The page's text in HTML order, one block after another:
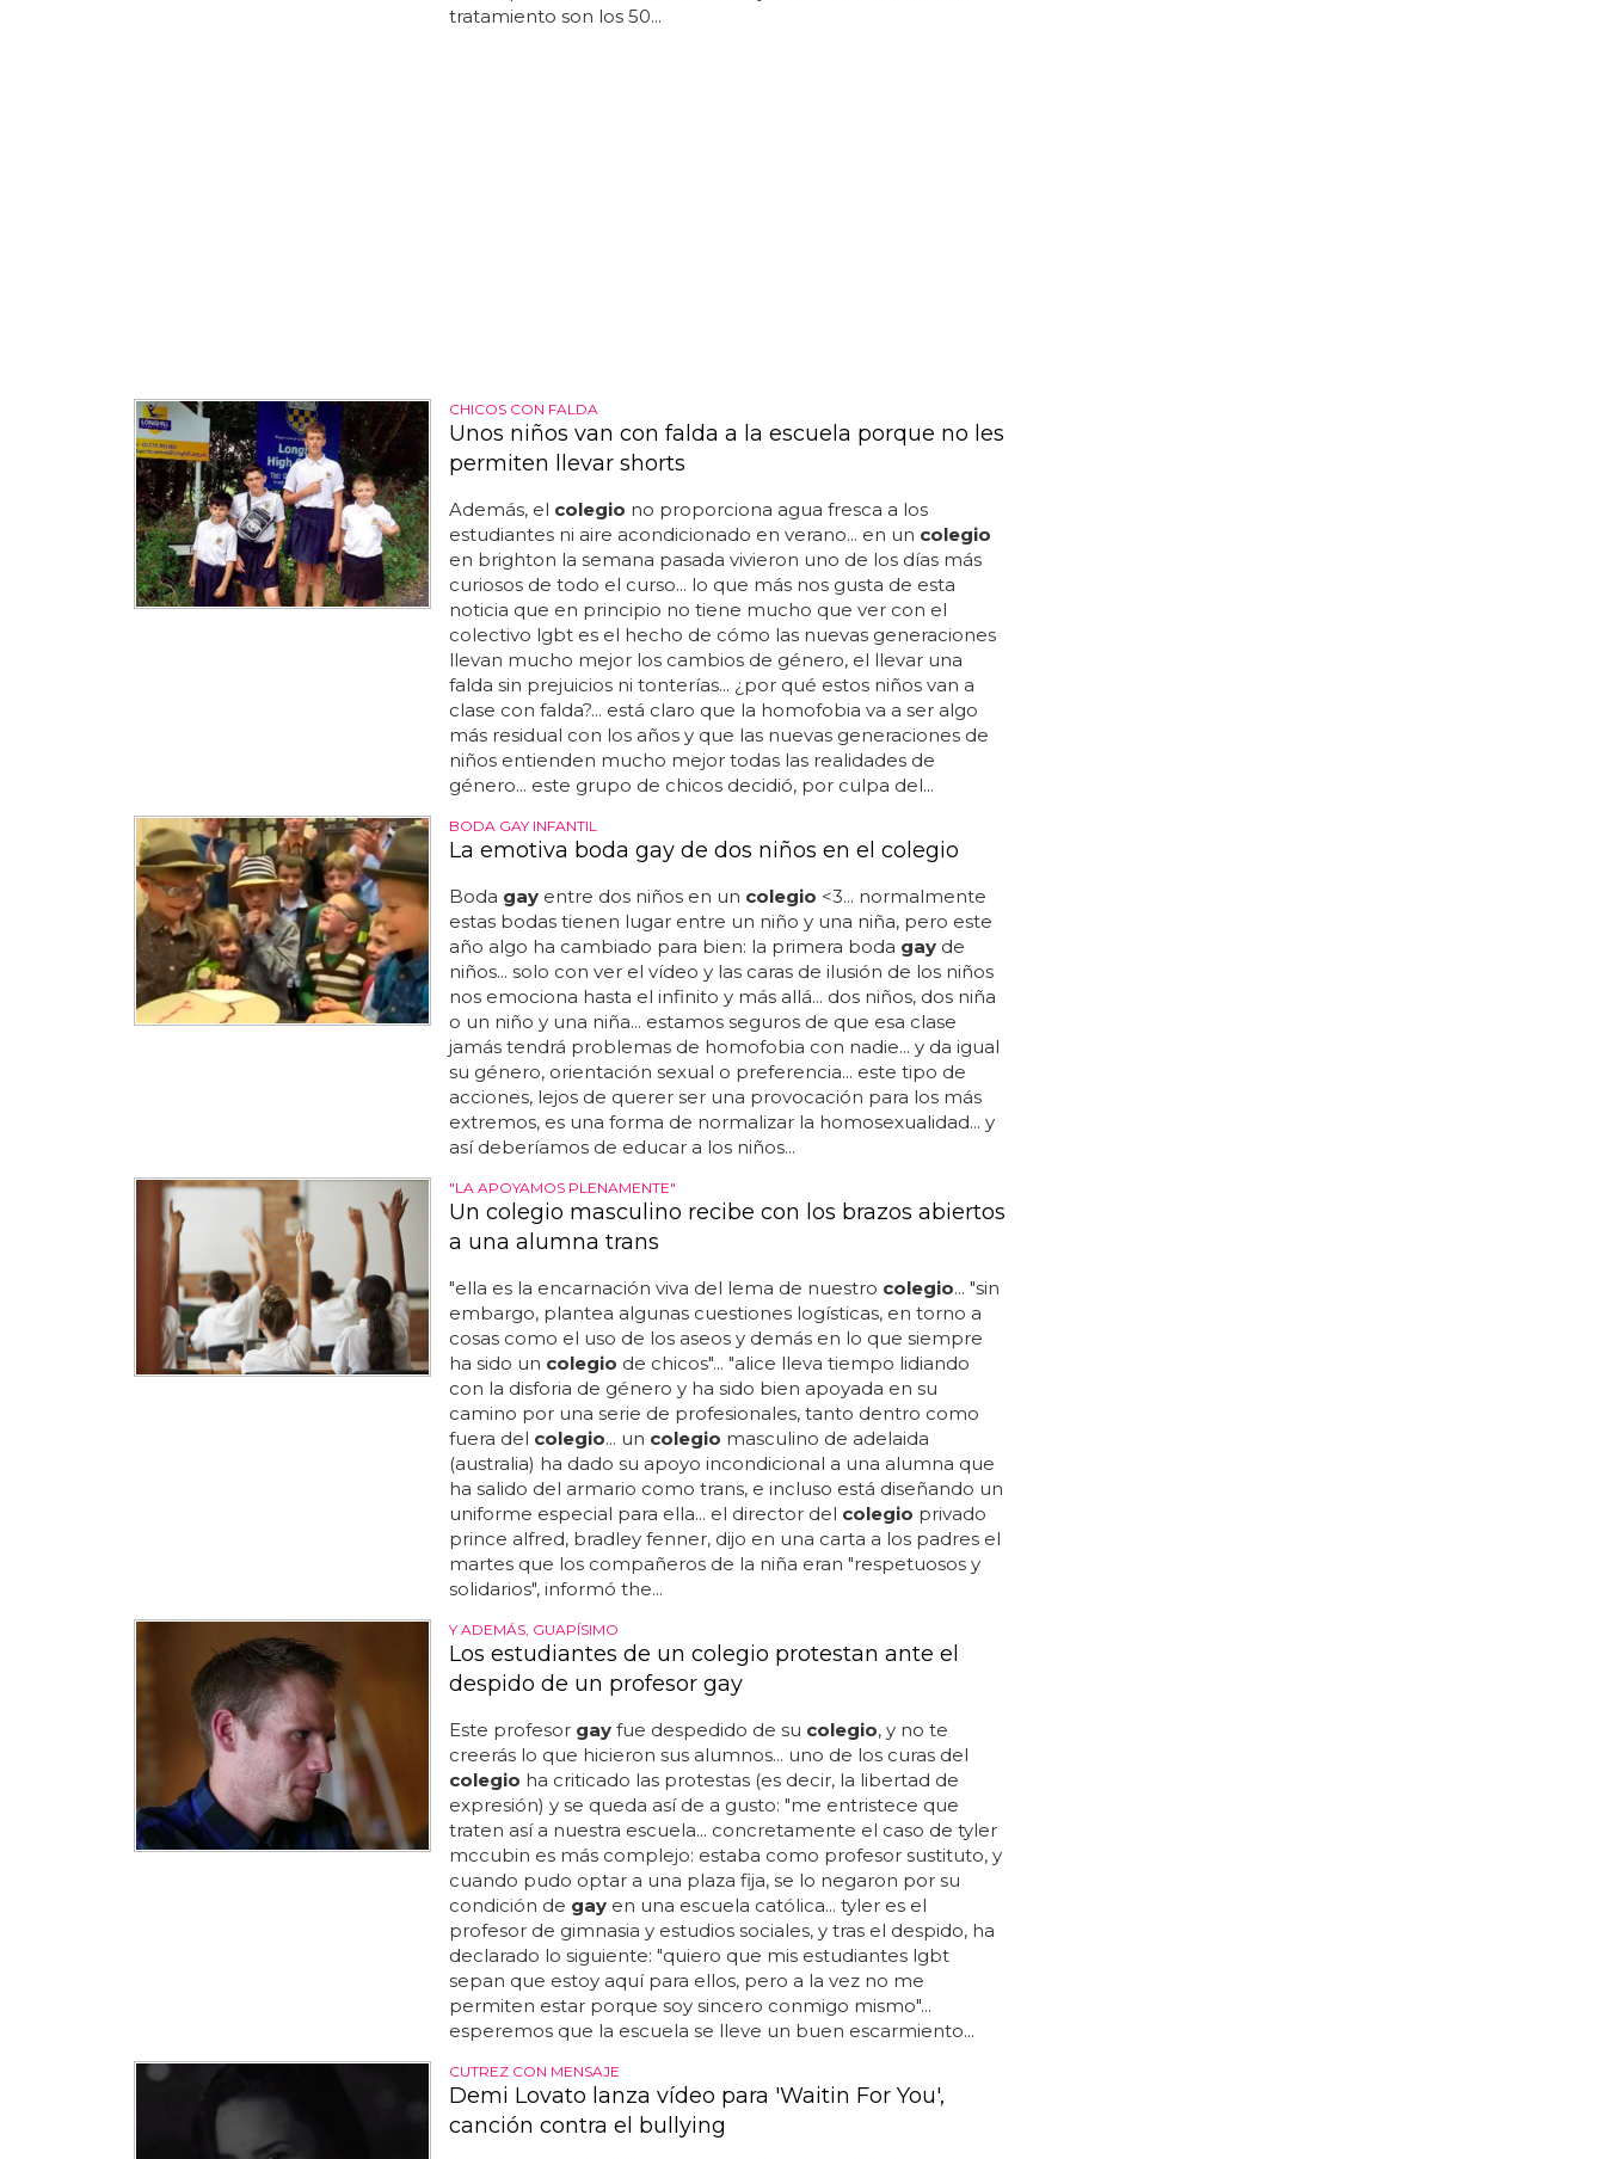
tratamiento son los 50...
CHICOS CON FALDA
Unos niños van con falda a la escuela porque no les
permiten llevar shorts
Además, el colegio no proporciona agua fresca a los
estudiantes ni aire acondicionado en verano... en un colegio
en brighton la semana pasada vivieron uno de los días más
curiosos de todo el curso... lo que más nos gusta de esta
noticia que en principio no tiene mucho que ver con el
colectivo lgbt es el hecho de cómo las nuevas generaciones
llevan mucho mejor los cambios de género, el llevar una
falda sin prejuicios ni tonterías... ¿por qué estos niños van a
clase con falda?... está claro que la homofobia va a ser algo
más residual con los años y que las nuevas generaciones de
niños entienden mucho mejor todas las realidades de
género... este grupo de chicos decidió, por culpa del...
BODA GAY INFANTIL
La emotiva boda gay de dos niños en el colegio
Boda gayentre dos niños en un colegio <3... normalmente
estas bodas tienen lugar entre un niño y una niña, pero este
año algo ha cambiado para bien: la primera boda gayde
niños... solo con ver el vídeo y las caras de ilusión de los niños
nos emociona hasta el infinito y más allá... dos niños, dos niña
o un niño y una niña... estamos seguros de que esa clase
jamás tendrá problemas de homofobia con nadie... y da igual
su género, orientación sexual o preferencia... este tipo de
acciones, lejos de querer ser una provocación para los más
extremos, es una forma de normalizar la homosexualidad... y
así deberíamos de educar a los niños...
"LA APOYAMOS PLENAMENTE"
Un colegio masculino recibe con los brazos abiertos
a una alumna trans
"ella es la encarnación viva del lema de nuestro colegio... "sin
embargo, plantea algunas cuestiones logísticas, en torno a
cosas como el uso de los aseos y demás en lo que siempre
ha sido un colegio de chicos"... "alice lleva tiempo lidiando
con la disforia de género y ha sido bien apoyada en su
camino por una serie de profesionales, tanto dentro como
fuera del colegio... un colegio masculino de adelaida
(australia) ha dado su apoyo incondicional a una alumna que
ha salido del armario como trans, e incluso está diseñando un
uniforme especial para ella... el director del colegio privado
prince alfred, bradley fenner, dijo en una carta a los padres el
martes que los compañeros de la niña eran "respetuosos y
solidarios", informó the...
Y ADEMÁS, GUAPÍSIMO
Los estudiantes de un colegio protestan ante el
despido de un profesor gay
Este profesor gayfue despedido de su colegio, y no te
creerás lo que hicieron sus alumnos... uno de los curas del
colegio ha criticado las protestas (es decir, la libertad de
expresión) y se queda así de a gusto: "me entristece que
traten así a nuestra escuela... concretamente el caso de tyler
mccubin es más complejo: estaba como profesor sustituto, y
cuando pudo optar a una plaza fija, se lo negaron por su
condición de gayen una escuela católica... tyler es el
profesor de gimnasia y estudios sociales, y tras el despido, ha
declarado lo siguiente: "quiero que mis estudiantes lgbt
sepan que estoy aquí para ellos, pero a la vez no me
permiten estar porque soy sincero conmigo mismo"...
esperemos que la escuela se lleve un buen escarmiento...
CUTREZ CON MENSAJE
Demi Lovato lanza vídeo para 'Waitin For You',
canción contra el bullying